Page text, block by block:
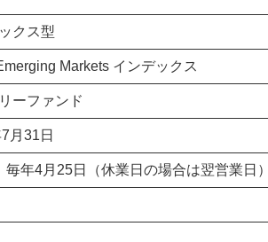
クス型
Markets インデックス
ーファンド
月31日
毎年4月25日（休業日の場合は翌営業日）